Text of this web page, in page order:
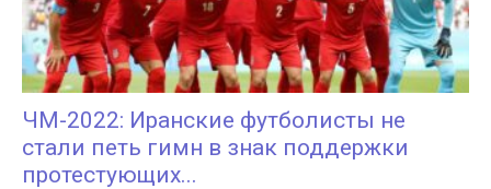
ЧМ-2022: Иранские футболисты не
стали петь гимн в знак поддержки
протестующих...